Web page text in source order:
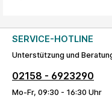
SERVICE-HOTLINE
Unterstützung und
02158 - 6923290
Mo-Fr, 09:30 - 16:30 Uhr